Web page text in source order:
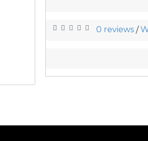
0 reviews /